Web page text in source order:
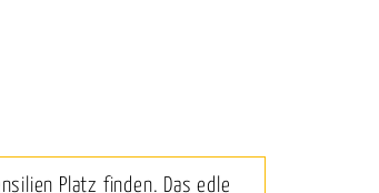
Platz finden. Das edle